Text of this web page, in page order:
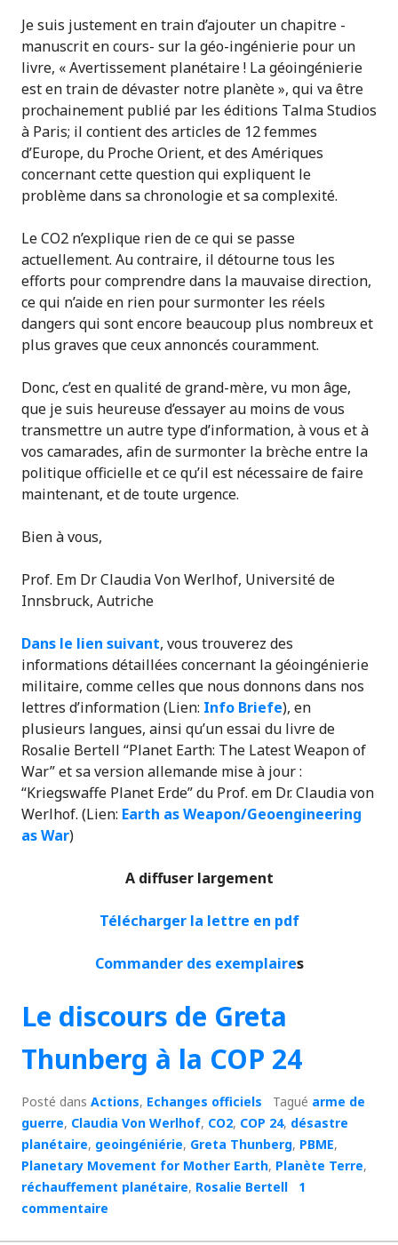
Je suis justement en train d’ajouter un chapitre -
manuscrit en cours- sur la géo-ingénierie pour un
livre, « Avertissement planétaire ! La géoingénierie
est en train de dévaster notre planète », qui va être
prochainement publié par les éditions Talma Studios
à Paris; il contient des articles de 12 femmes
d’Europe, du Proche Orient, et des Amériques
concernant cette question qui expliquent le
problème dans sa chronologie et sa complexité.
Le CO2 n’explique rien de ce qui se passe
actuellement. Au contraire, il détourne tous les
efforts pour comprendre dans la mauvaise direction,
ce qui n’aide en rien pour surmonter les réels
dangers qui sont encore beaucoup plus nombreux et
plus graves que ceux annoncés couramment.
Donc, c’est en qualité de grand-mère, vu mon âge,
que je suis heureuse d’essayer au moins de vous
transmettre un autre type d’information, à vous et à
vos camarades, afin de surmonter la brèche entre la
politique officielle et ce qu’il est nécessaire de faire
maintenant, et de toute urgence.
Bien à vous,
Prof. Em Dr Claudia Von Werlhof, Université de
Innsbruck, Autriche
Dans le lien suivant, vous trouverez des
informations détaillées concernant la géoingénierie
militaire, comme celles que nous donnons dans nos
lettres d’information (Lien: Info Briefe), en
plusieurs langues, ainsi qu’un essai du livre de
Rosalie Bertell “Planet Earth: The Latest Weapon of
War” et sa version allemande mise à jour :
“Kriegswaffe Planet Erde” du Prof. em Dr. Claudia von
Werlhof. (Lien: Earth as Weapon/Geoengineering
as War)
A diffuser largement
Télécharger la lettre en pdf
Commander des exemplaires
Le discours de Greta
Thunberg à la COP 24
Posté dans Actions, Echanges officiels Tagué arme de
guerre, Claudia Von Werlhof, CO2, COP 24, désastre
planétaire, geoingéniérie, Greta Thunberg, PBME,
Planetary Movement for Mother Earth, Planète Terre,
réchauffement planétaire, Rosalie Bertell
1
commentaire